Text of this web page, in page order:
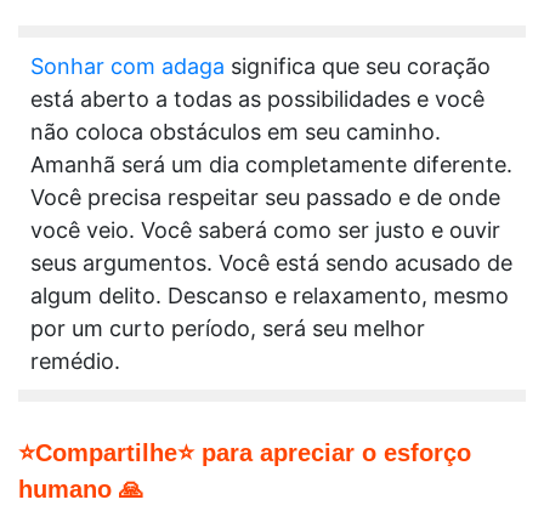
Sonhar com adaga significa que seu coração
está aberto a todas as possibilidades e você
não coloca obstáculos em seu caminho.
Amanhã será um dia completamente diferente.
Você precisa respeitar seu passado e de onde
você veio. Você saberá como ser justo e ouvir
seus argumentos. Você está sendo acusado de
algum delito. Descanso e relaxamento, mesmo
por um curto período, será seu melhor
remédio.
⭐Compartilhe⭐ para apreciar o esforço
humano 🙏